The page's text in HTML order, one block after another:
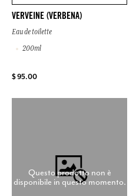
VERVEINE (VERBENA)
Eau de toilette
200ml
$ 95.00
Questo prodotto non è
disponibile in questo momento.